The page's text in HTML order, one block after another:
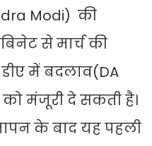
Modi) की
से मार्च की
में बदलाव(DA
को मंजूरी दे सकती है।
के बाद यह पहली